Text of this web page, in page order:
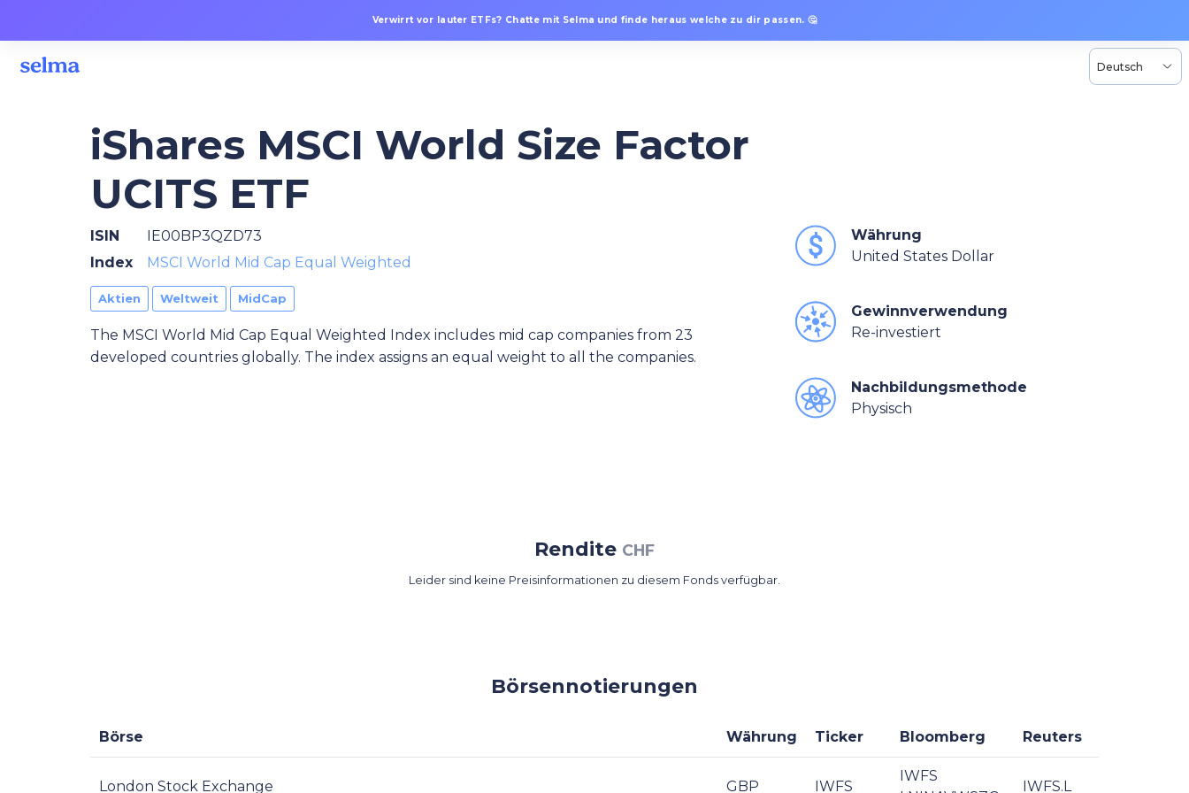
Verwirrt vor lauter ETFs? Chatte mit Selma und finde heraus welche zu dir passen. 🤔
Deutsch
iShares MSCI World Size Factor
UCITS ETF
ISIN
IE00BP3QZD73
Index
MSCI World Mid Cap Equal Weighted
Aktien Weltweit MidCap
The MSCI World Mid Cap Equal Weighted Index includes mid cap companies from 23
developed countries globally. The index assigns an equal weight to all the companies.
Währung
United States Dollar
Gewinnverwendung
Re-investiert
Nachbildungsmethode
Physisch
Rendite CHF
Leider sind keine Preisinformationen zu diesem Fonds verfügbar.
Börsennotierungen
Börse Währung Ticker Bloomberg Reuters
London Stock Exchange GBP IWFS
IWFS
IWFS.L